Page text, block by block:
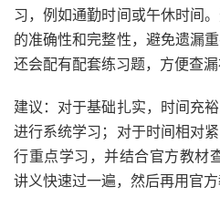
习，例如通勤时间或午休时间
的准确性和完整性，避免遗漏
还会配有配套练习题，方便查漏
建议：对于基础扎实，时间充
进行系统学习；对于时间相对
行重点学习，并结合官方教材
讲义快速过一遍，然后再用官方